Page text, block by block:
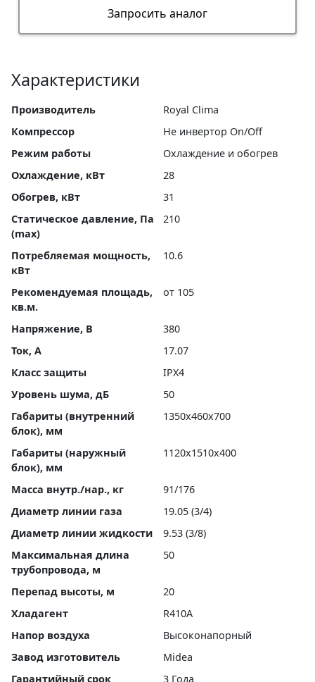
Запросить аналог
Характеристики
Производитель
Royal Clima
Компрессор
Не инвертор On/Off
Режим работы
Охлаждение и обогрев
Охлаждение, кВт
28
Обогрев, кВт
31
Статическое давление, Па
(max)
210
Потребляемая мощность,
кВт
10.6
Рекомендуемая площадь,
кв.м.
от 105
Напряжение, В
380
Ток, А
17.07
Класс защиты
IPX4
Уровень шума, дБ
50
Габариты (внутренний
блок), мм
1350x460x700
Габариты (наружный
блок), мм
1120x1510x400
Масса внутр./нар., кг
91/176
Диаметр линии газа
19.05 (3/4)
Диаметр линии жидкости
9.53 (3/8)
Максимальная длина
трубопровода, м
50
Перепад высоты, м
20
Хладагент
R410A
Напор воздуха
Высоконапорный
Завод изготовитель
Midea
Гарантийный срок
3 Года